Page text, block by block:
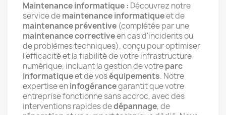
Maintenance informatique : Découvrez notre
service demaintenance informatiqueet de
maintenance préventive (complétée par une
maintenance correctiveen cas d'incidents ou
de problèmes techniques), conçu pour optimiser
l'efficacité et la fiabilité de votre infrastructure
numérique, incluant la gestion de votreparc
informatiqueet de voséquipements. Notre
expertise eninfogérancegarantit que votre
entreprise fonctionne sans accroc, avec des
interventions rapides dedépannage, de